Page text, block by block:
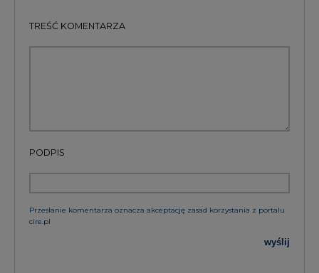
TREŚĆ KOMENTARZA
PODPIS
Przesłanie komentarza oznacza akceptację zasad korzystania z portalu
cire.pl
wyślij